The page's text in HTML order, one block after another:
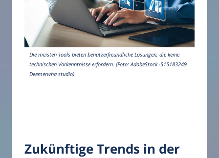
Die meisten Tools bieten benutzerfreundliche Lösungen, die keine
technischen Vorkenntnisse erfordern. (Foto: AdobeStock -515183249
Deemerwha studio)
Zukünftige Trends in der